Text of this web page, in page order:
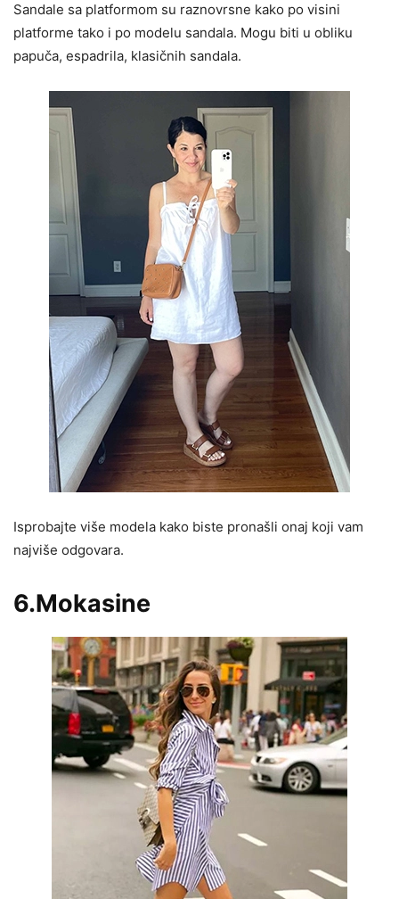
Sandale sa platformom su raznovrsne kako po visini
platforme tako i po modelu sandala. Mogu biti u obliku
papuča, espadrila, klasičnih sandala.
Isprobajte više modela kako biste pronašli onaj koji vam
najviše odgovara.
6.Mokasine